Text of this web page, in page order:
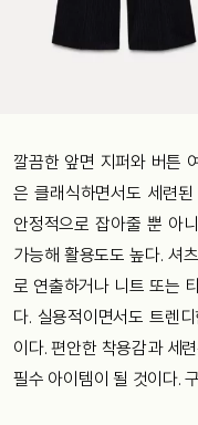
깔끔한 앞면 지퍼와 버튼
은 클래식하면서도 세련
안정적으로 잡아줄 뿐 아
가능해 활용도도 높다. 셔
로 연출하거나 니트 또는
다. 실용적이면서도 트렌
이다. 편안한 착용감과 세
필수 아이템이 될 것이다.